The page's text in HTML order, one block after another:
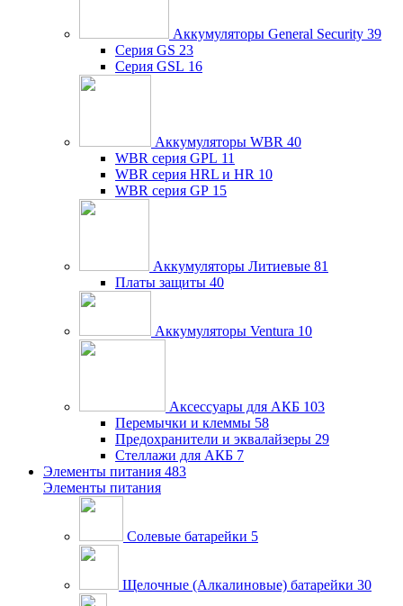
Аккумуляторы General Security 39
Серия GS 23
Серия GSL 16
Аккумуляторы WBR 40
WBR серия GPL 11
WBR серия HRL и HR 10
WBR серия GP 15
Аккумуляторы Литиевые 81
Платы защиты 40
Аккумуляторы Ventura 10
Аксессуары для АКБ 103
Перемычки и клеммы 58
Предохранители и эквалайзеры 29
Стеллажи для АКБ 7
Элементы питания 483
Элементы питания
Солевые батарейки 5
Щелочные (Алкалиновые) батарейки 30